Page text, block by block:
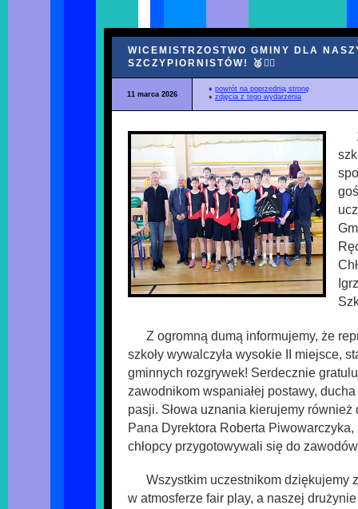
WICEMISTRZOSTWO GMINY DLA
SZCZYPIORNISTÓW! 🥈🤾‍♂️
11 marca 2026
♦ powrót na poprzednią stronę
♦ zdjęcia z tego wydarzenia
Z ogromną dumą informujemy, że
szkoły wywalczyła wysokie II miejsce,
gminnych rozgrywek! Serdecznie
zawodnikom wspaniałej postawy,
pasji. Słowa uznania kierujemy również
Pana Dyrektora Roberta
chłopcy przygotowywali się do
Wszystkim uczestnikom dziękujemy
w atmosferze fair play, a naszej